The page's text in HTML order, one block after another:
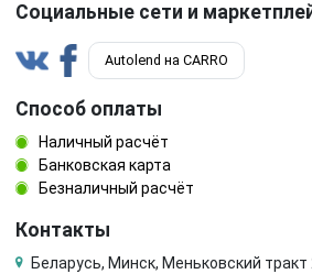
Социальные сети и
Autolend на CARRO
Способ оплаты
Наличный расчёт
Банковская карта
Безналичный расчёт
Контакты
Беларусь, Минск, Меньковский